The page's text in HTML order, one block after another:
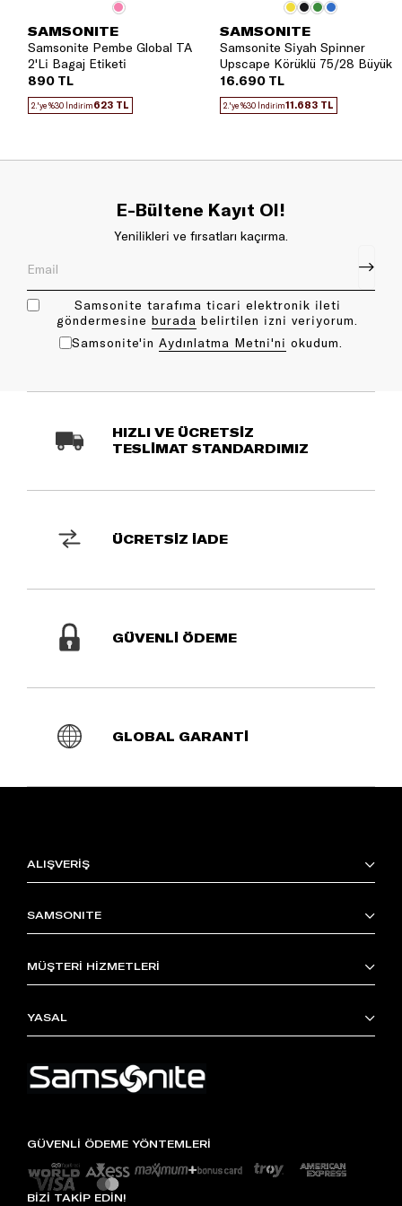
SAMSONITE
Samsonite Pembe Global TA
2'Li Bagaj Etiketi
890 TL
2.'ye %30 İndirim623 TL
SAMSONITE
Samsonite Siyah Spinner
Upscape Körüklü 75/28 Büyük
Boy Valiz
16.690 TL
2.'ye %30 İndirim11.683 TL
E-Bültene Kayıt Ol!
Yenilikleri ve fırsatları kaçırma.
Samsonite tarafıma ticari elektronik ileti
göndermesine bu rada belirtilen izni veriyorum.
Samsonite'in Aydınlatma Metni'ni okudum.
HIZLI VE ÜCRETSİZ
TESLİMAT STANDARDIMIZ
ÜCRETSİZ İADE
GÜVENLİ ÖDEME
GLOBAL GARANTİ
ALIŞVERİŞ
SAMSONITE
MÜŞTERİ HİZMETLERİ
YASAL
GÜVENLİ ÖDEME YÖNTEMLERİ
BİZİ TAKİP EDİN!